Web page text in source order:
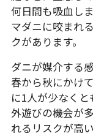
何日間も吸血し
マダニに咬まれ
クがあります。
ダニが媒介する
春から秋にかけ
に1人が少なくと
外遊びの機会が
れるリスクが高